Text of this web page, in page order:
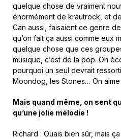
quelque chose de vraiment
énormément de krautrock, et
Can aussi, faisaient ce genre
qu’on fait ça aussi comme eux
quelque chose que ces
musique, c’est de la pop. On
pourquoi un seul devrait
Moondog, les Stones… On aime
Mais quand même, on sent
qu’une jolie mélodie !
Richard : Ouais bien sûr, mais